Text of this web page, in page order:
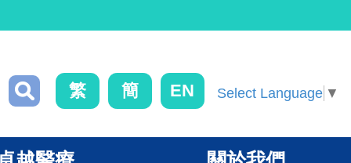
繁 簡 EN Select Language ▼